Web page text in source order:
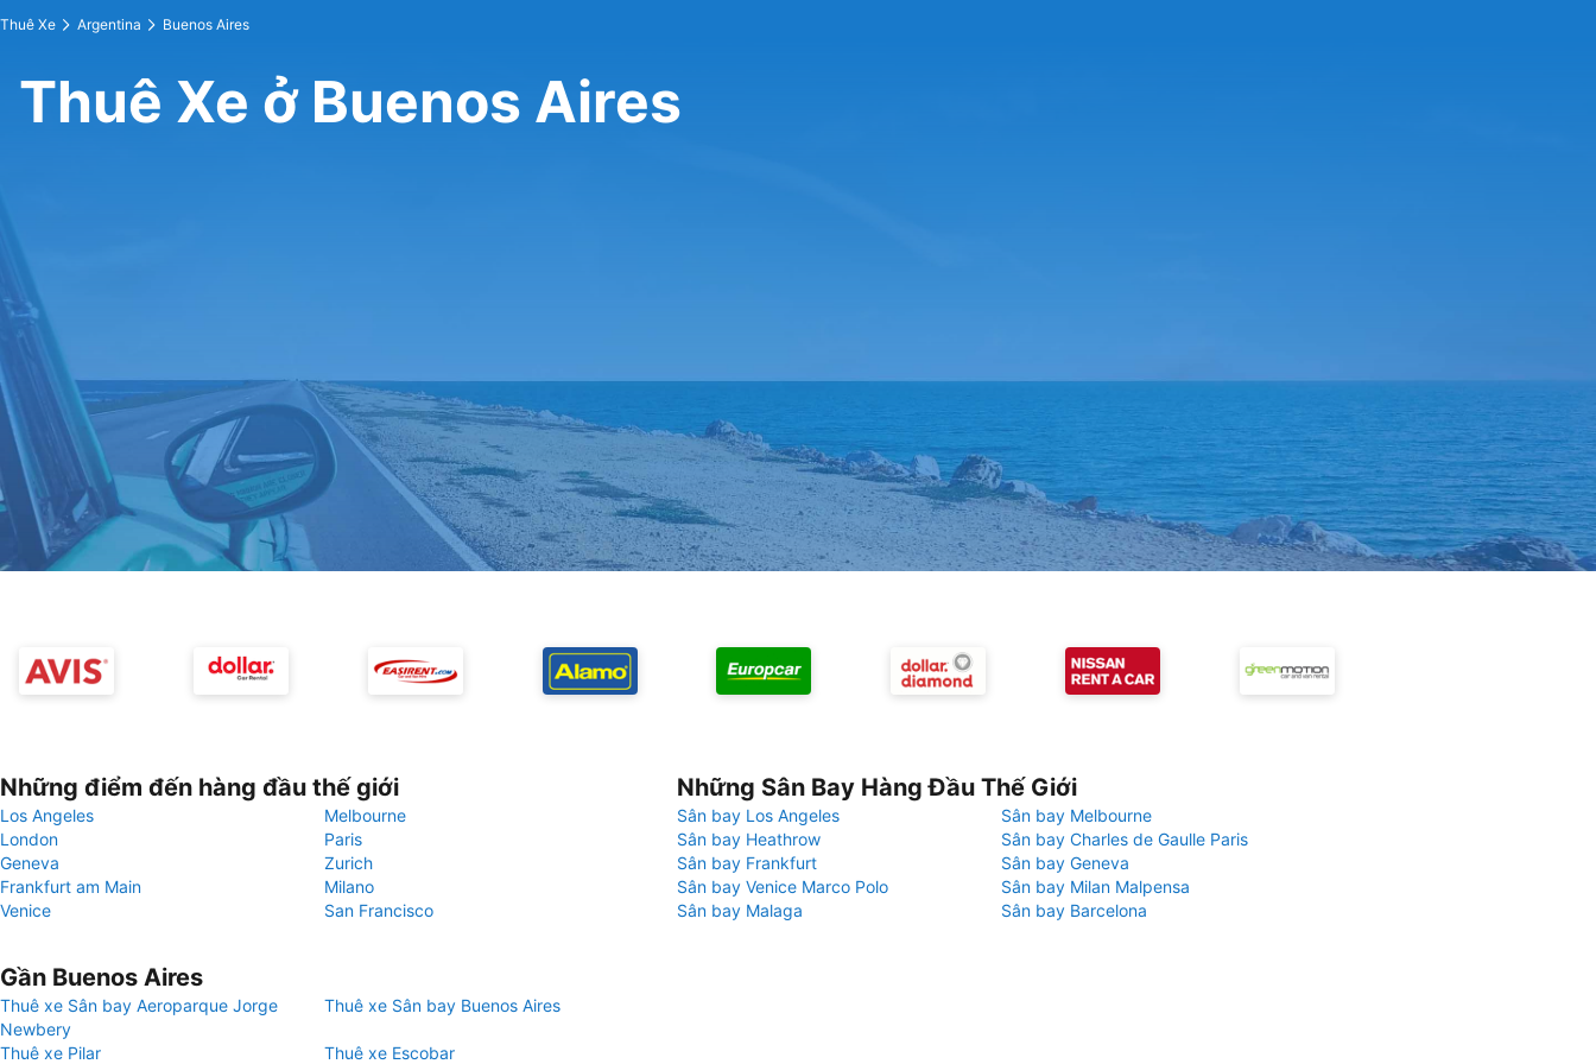
Thuê Xe Argentina Buenos Aires
Thuê Xe ở Buenos Aires
Những điểm đến hàng đầu thế giới
Los Angeles
Melbourne
London
Paris
Geneva
Zurich
Frankfurt am Main
Milano
Venice
San Francisco
Những Sân Bay Hàng Đầu Thế Giới
Sân bay Los Angeles
Sân bay Melbourne
Sân bay Heathrow
Sân bay Charles de Gaulle Paris
Sân bay Frankfurt
Sân bay Geneva
Sân bay Venice Marco Polo
Sân bay Milan Malpensa
Sân bay Malaga
Sân bay Barcelona
Gần Buenos Aires
Thuê xe Sân bay Aeroparque Jorge
Newbery
Thuê xe Sân bay Buenos Aires
Thuê xe Pilar Thuê xe Escobar